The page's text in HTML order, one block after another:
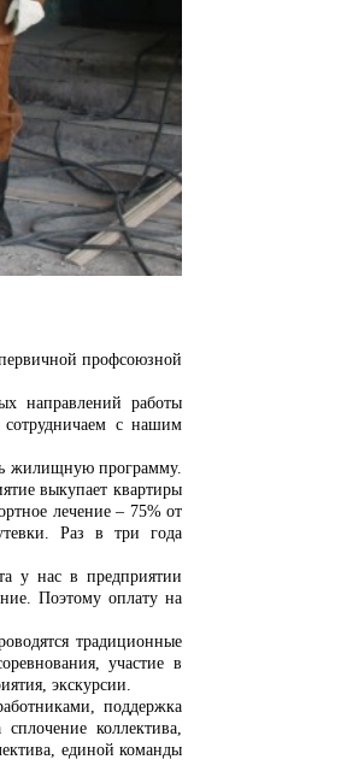
профсоюзной
направлений работы
сотрудничаем с нашим
жилищную программу.
выкупает квартиры
лечение – 75% от
Раз в три года
у нас в предприятии
Поэтому оплату на
традиционные
участие в
экскурсии.
поддержка
коллектива,
единой команды